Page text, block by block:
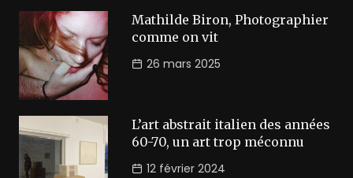
Mathilde Biron, Photographier
comme on vit
26 mars 2025
L’art abstrait italien des années
60-70, un art trop méconnu
12 février 2024